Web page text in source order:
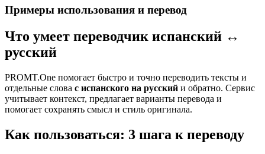
Примеры использования и перевод
Что умеет переводчик испанский ↔
русский
PROMT.One помогает быстро и точно переводить тексты и
отдельные слова с испанского на русский и обратно. Сервис
учитывает контекст, предлагает варианты перевода и
помогает сохранять смысл и стиль оригинала.
Как пользоваться: 3 шага к переводу